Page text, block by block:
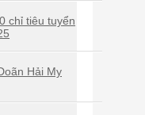
chỉ tiêu tuyển
Hải My